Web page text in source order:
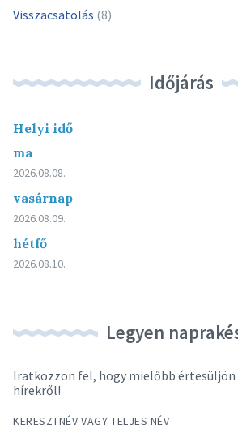
Visszacsatolás (8)
Időjárás
Helyi idő
ma
2026.08.08.
vasárnap
2026.08.09.
hétfő
2026.08.10.
Legyen
Iratkozzon fel, hogy mielőbb értesüljön
hírekről!
KERESZTNÉV VAGY TELJES NÉV